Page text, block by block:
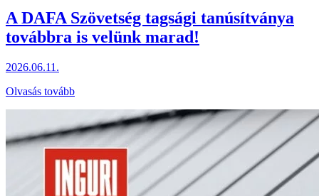
A DAFA Szövetség tagsági tanúsítványa
továbbra is velünk marad!
2026.06.11.
Olvasás tovább